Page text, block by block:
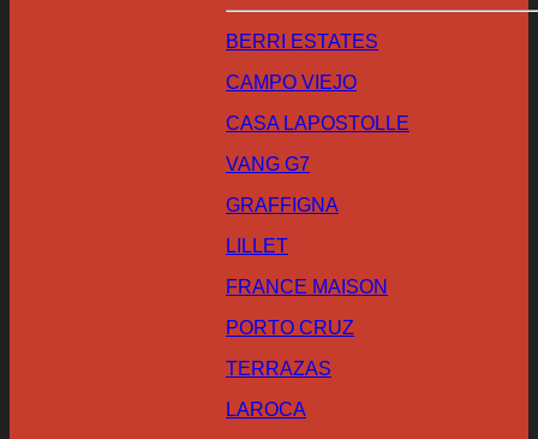
BERRI ESTATES
CAMPO VIEJO
CASA LAPOSTOLLE
VANG G7
GRAFFIGNA
LILLET
FRANCE MAISON
PORTO CRUZ
TERRAZAS
LAROCA